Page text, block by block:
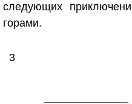
следующих
горами.
3